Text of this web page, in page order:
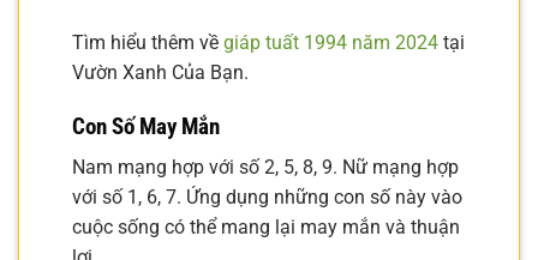
Tìm hiểu thêm về giáp tuất 1994 năm 2024 tại
Vườn Xanh Của Bạn.
Con Số May Mắn
Nam mạng hợp với số 2, 5, 8, 9. Nữ mạng hợp
với số 1, 6, 7. Ứng dụng những con số này vào
cuộc sống có thể mang lại may mắn và thuận